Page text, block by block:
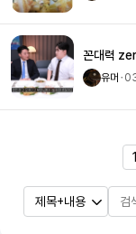
꼰대력
유머ㆍ
1